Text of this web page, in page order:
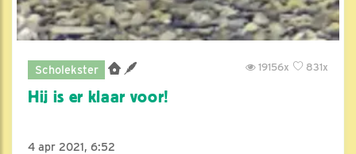
Scholekster 831x
19156x
Hij is er klaar voor!
4 apr 2021, 6:52